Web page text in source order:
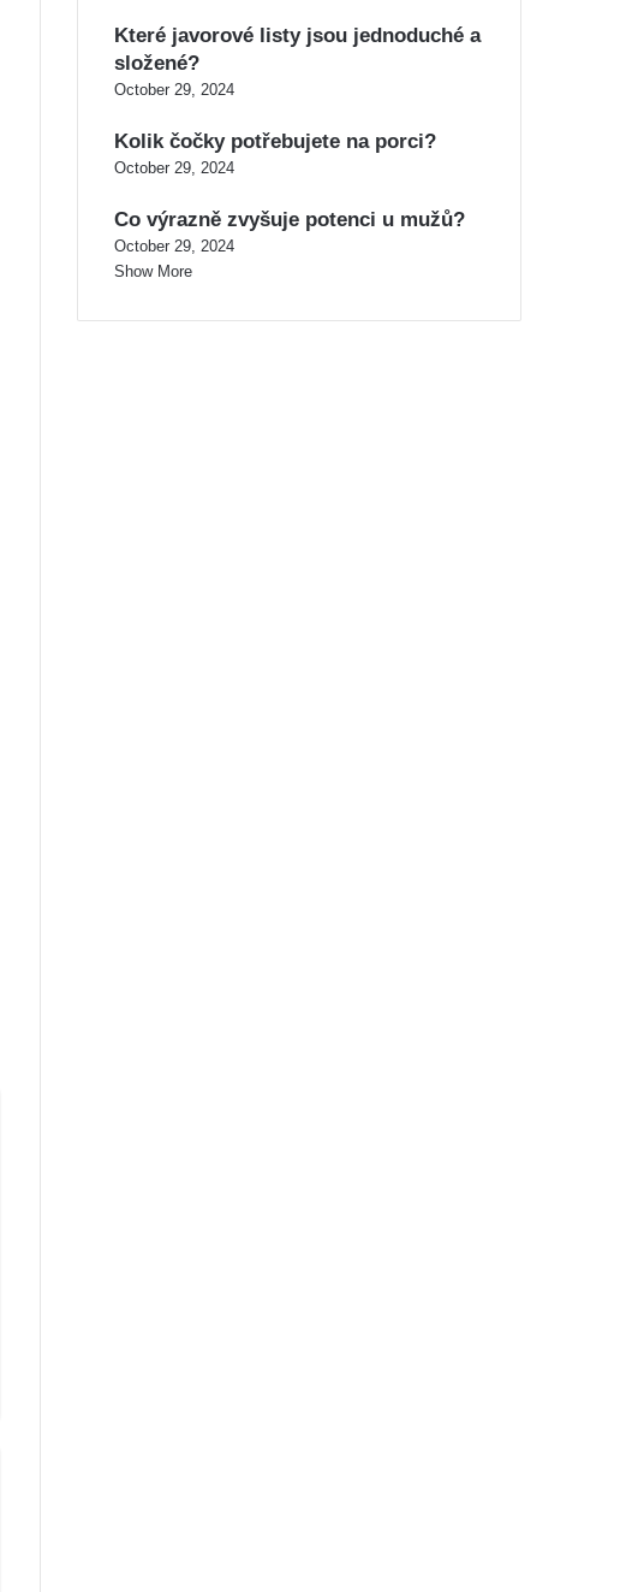
Které javorové listy jsou jednoduché a
složené?
October 29, 2024
Kolik čočky potřebujete na porci?
October 29, 2024
Co výrazně zvyšuje potenci u mužů?
October 29, 2024
Show More